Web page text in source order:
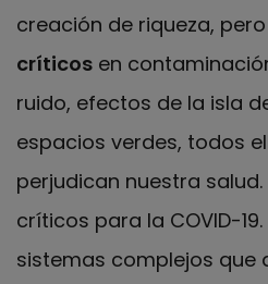
creación de riqueza,
críticos en
ruido, efectos de la isla
espacios verdes, todos
perjudican nuestra
críticos para la COVID-
sistemas complejos que